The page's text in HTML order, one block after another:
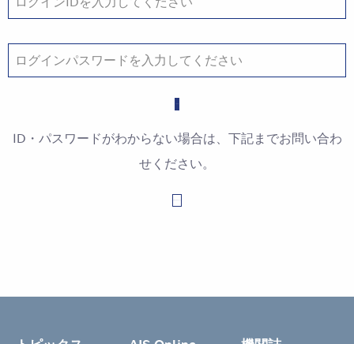
ID・パスワードがわからない場合は、下記までお問い合わ
せください。